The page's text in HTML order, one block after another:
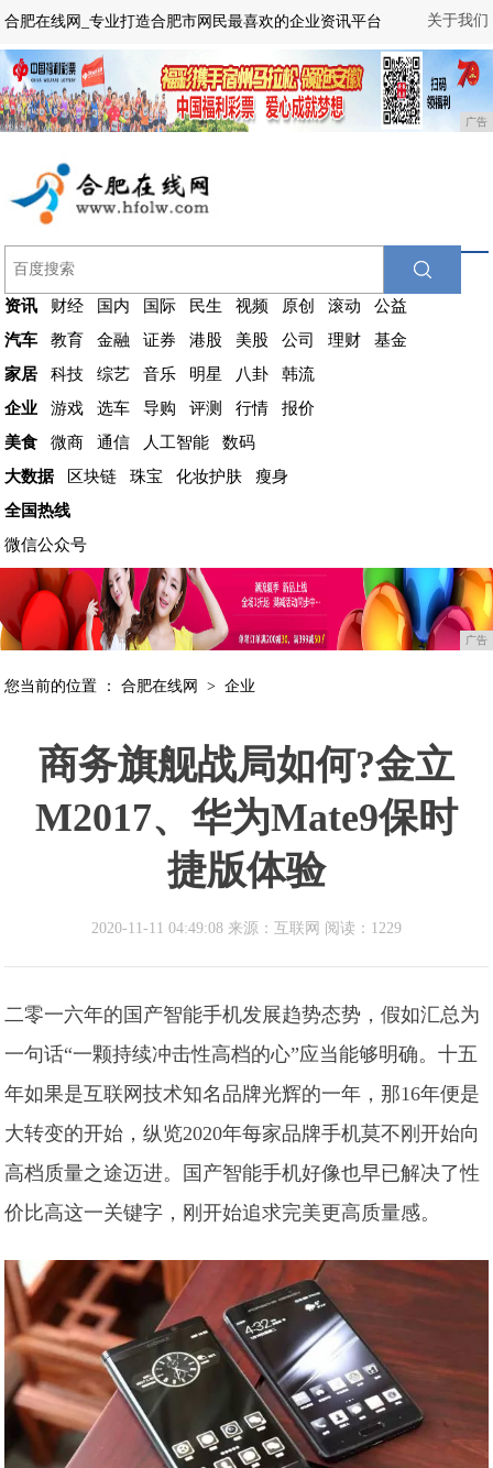
关于我们
合肥在线网_专业打造合肥市网民最喜欢的企业资讯平台
广告
资讯 财经 国内 国际 民生 视频 原创 滚动
公益
汽车
教育 金融 证券 港股 美股 公司 理财
基金
家居
科技 综艺 音乐 明星 八卦
韩流
企业
游戏 选车 导购 评测 行情
报价
美食
微商 通信 人工智能
数码
大数据
区块链 珠宝 化妆护肤
瘦身
全国热线
微信公众号
广告
您当前的位置 ：合肥在线网 >企业
商务旗舰战局如何?金立
M2017、华为Mate9保时
捷版体验
2020-11-11 04:49:08 来源：互联网 阅读：1229
二零一六年的国产智能手机发展趋势态势，假如汇总为
一句话“一颗持续冲击性高档的心”应当能够明确。十五
年如果是互联网技术知名品牌光辉的一年，那16年便是
大转变的开始，纵览2020年每家品牌手机莫不刚开始向
高档质量之途迈进。国产智能手机好像也早已解决了性
价比高这一关键字，刚开始追求完美更高质量感。